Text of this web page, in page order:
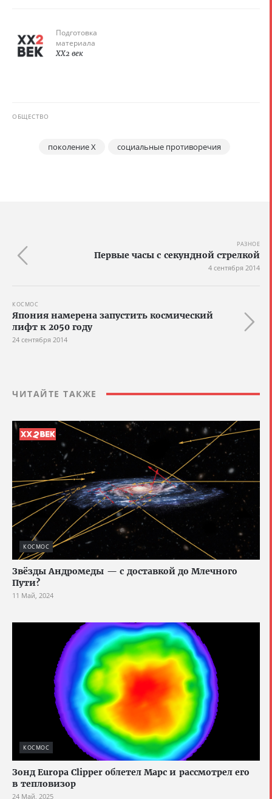
Подготовка
материала
XX2 век
ОБЩЕСТВО
поколение X социальные противоречия
РАЗНОЕ
Первые часы с секундной стрелкой
4 сентября 2014
КОСМОС
Япония намерена запустить космический
лифт к 2050 году
24 сентября 2014
ЧИТАЙТЕ ТАКЖЕ
КОСМОС
Звёзды Андромеды — с доставкой до Млечного
Пути?
11 Май, 2024
КОСМОС
Зонд Europa Clipper облетел Марс и рассмотрел его
в тепловизор
24 Май, 2025